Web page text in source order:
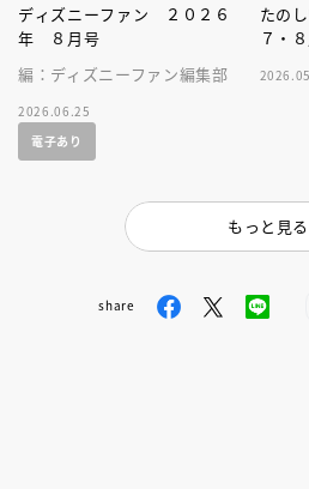
ディズニーファン ２０２６
年 ８月号
編：ディズニーファン編集部
2026.06.25
電子あり
たの
７・
もっと見る
share